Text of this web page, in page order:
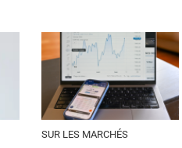
SUR LES MARCHÉS